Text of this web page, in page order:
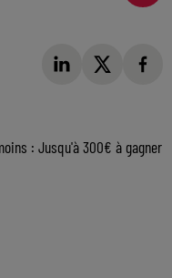
: Jusqu'à 300€ à gagner